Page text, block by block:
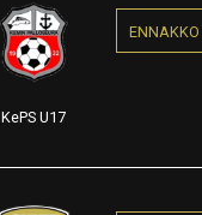
KePS U17
ENNAKKO